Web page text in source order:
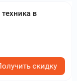
в
скидку